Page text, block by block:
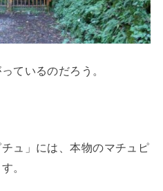
ているのだろう。
ュ」には、本物のマチュピ
。